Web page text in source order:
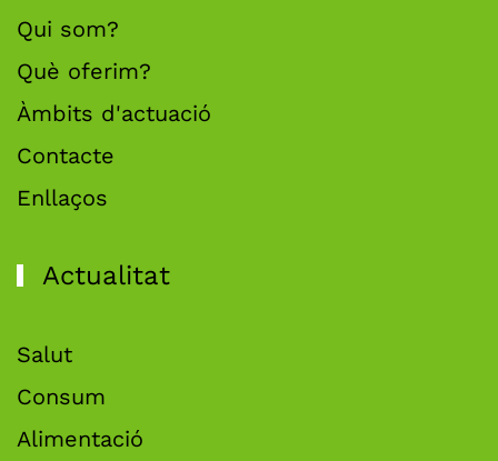
Qui som?
Què oferim?
Àmbits d'actuació
Contacte
Enllaços
Actualitat
Salut
Consum
Alimentació